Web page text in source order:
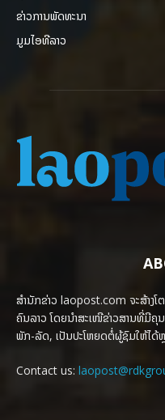
ຂ່າວການພັດທະນາ
ມູມໄອທີລາວ
ສຳນັກຂ່າວ laopost.com ຈະສ້າງໂ
ຄົນລາວ ໂດຍນຳສະເໜີຂ່າວສານທີ່ມີຄຸ
ພັກ-ລັດ, ເປັນປະໂຫຍດຕໍ່ຜູ້ຊົມໃຫ້ໄດ້
Contact us: